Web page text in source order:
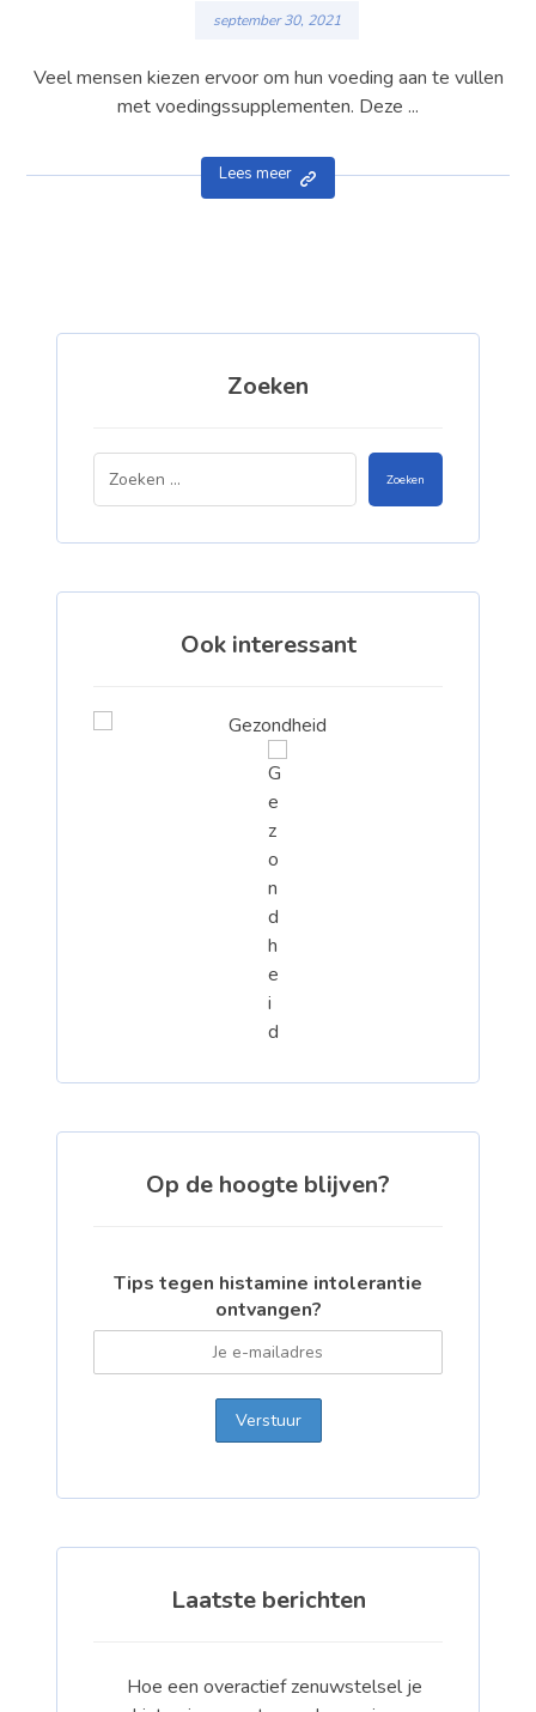
september 30, 2021
Veel mensen kiezen ervoor om hun voeding aan te vullen
met voedingssupplementen. Deze ...
Lees meer
Zoeken
Zoeken
Ook interessant
Op de hoogte blijven?
Tips tegen histamine intolerantie
ontvangen?
Laatste berichten
Hoe een overactief zenuwstelsel je